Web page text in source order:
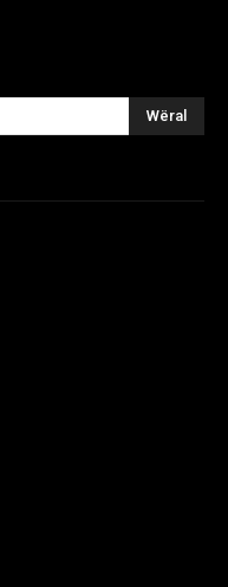
Wëral